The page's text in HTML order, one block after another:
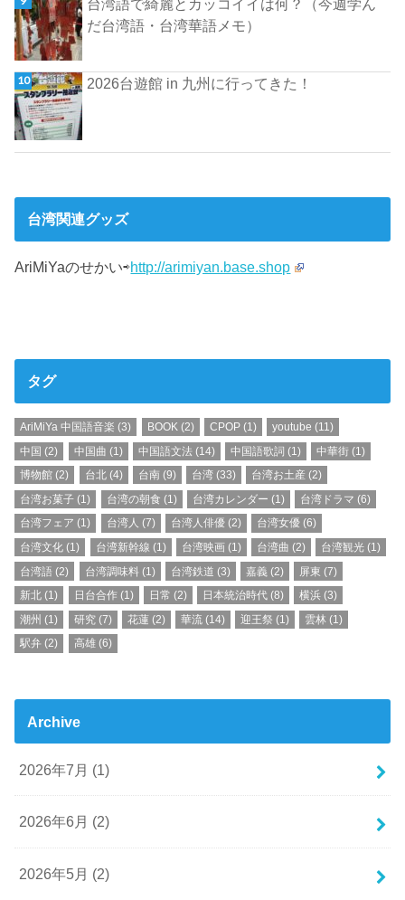
台湾語で綺麗とカッコイイは何？（今週学ん
だ台湾語・台湾華語メモ）
2026台遊館 in 九州に行ってきた！
台湾関連グッズ
AriMiYaのせかい⇨http://arimiyan.base.shop
タグ
AriMiYa 中国語音楽 (3) BOOK(2) CPOP(1) youtube (11)
中国 (2) 中国曲 (1) 中国語文法 (14) 中国語歌詞 (1) 中華街 (1)
博物館 (2) 台北(4) 台南 (9) 台湾 (33) 台湾お土産 (2)
台湾お菓子 (1) 台湾の朝食 (1) 台湾カレンダー (1) 台湾ドラマ (6)
台湾フェア (1) 台湾人 (7) 台湾人俳優(2) 台湾女優 (6)
台湾文化 (1) 台湾新幹線 (1) 台湾映画(1) 台湾曲 (2) 台湾観光 (1)
台湾語 (2) 台湾調味料 (1) 台湾鉄道 (3) 嘉義 (2) 屏東 (7)
新北 (1) 日台合作 (1) 日常 (2) 日本統治時代 (8) 横浜 (3)
潮州 (1) 研究(7) 花蓮(2) 華流 (14) 迎王祭 (1) 雲林 (1)
駅弁 (2) 高雄(6)
Archive
2026年7月 (1)
2026年6月 (2)
2026年5月 (2)